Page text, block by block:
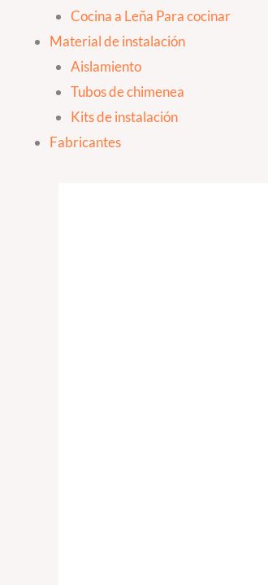
Cocina a Leña Para cocinar
Material de instalación
Aislamiento
Tubos de chimenea
Kits de instalación
Fabricantes